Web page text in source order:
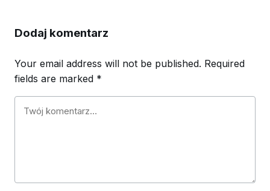
Dodaj komentarz
Your email address will not be published. Required
fields are marked *